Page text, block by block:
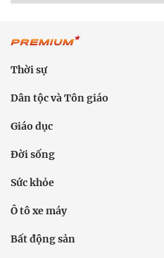
Thời sự
Dân tộc và Tôn giáo
Giáo dục
Đời sống
Sức khỏe
Ô tô xe máy
Bất động sản